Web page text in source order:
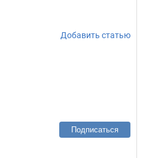
Добавить статью
Подписаться